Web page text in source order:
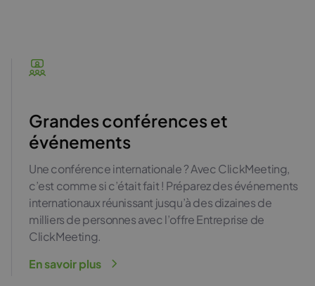
Grandes conférences et
événements
Une conférence internationale ? Avec ClickMeeting,
c’est comme si c’était fait ! Préparez des événements
internationaux réunissant jusqu’à des dizaines de
milliers de personnes avec l’offre Entreprise de
ClickMeeting.
En savoir plus